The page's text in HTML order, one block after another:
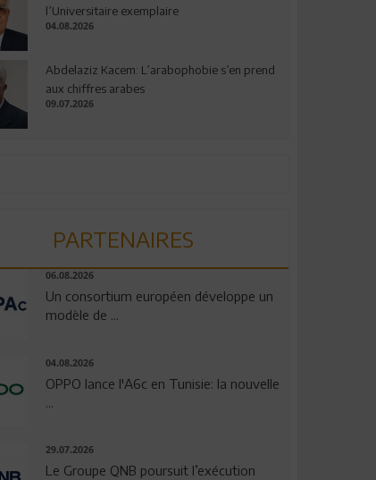
l’Universitaire exemplaire
04.08.2026
Abdelaziz Kacem: L’arabophobie s’en prend
aux chiffres arabes
09.07.2026
PARTENAIRES
06.08.2026
Un consortium européen développe un
modèle de ...
04.08.2026
OPPO lance l'A6c en Tunisie: la nouvelle
...
29.07.2026
Le Groupe QNB poursuit l’exécution